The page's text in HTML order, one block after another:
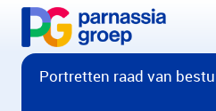
Overslaan en naar hoofdinhoud
Portretten raad van